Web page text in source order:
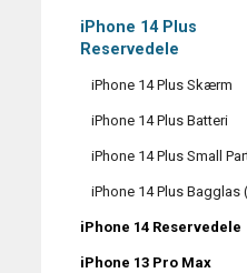
iPhone 14 Plus
Reservedele
iPhone 14 Plus Skærm
iPhone 14 Plus Batteri
iPhone 14 Plus Small
iPhone 14 Plus Bagglas
iPhone 14 Reservedele
iPhone 13 Pro Max